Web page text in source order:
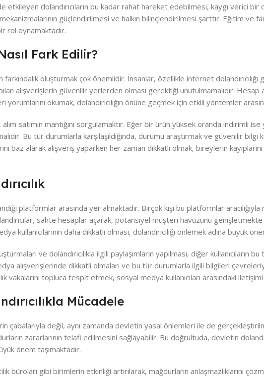
etkileyen dolandırıcıların bu kadar rahat hareket edebilmesi, kaygı verici bir
güçlendirilmesi ve halkın bilinçlendirilmesi şarttır. Eğitim ve
rol oynamaktadır.
Fark Edilir?
farkındalık oluşturmak çok önemlidir. İnsanlar, özellikle internet dolandırıcılığı
alışverişlerin güvenilir yerlerden olması gerektiği unutulmamalıdır. Hesap
okumak, dolandırıcılığın önüne geçmek için etkili yöntemler
alım satımın mantığını sorgulamaktır. Eğer bir ürün yüksek oranda indirimli
Bu tür durumlarla karşılaşıldığında, durumu araştırmak ve güvenilir bilgi
baz alarak alışveriş yaparken her zaman dikkatli olmak, bireylerin
platformlar arasında yer almaktadır. Birçok kişi bu platformlar
sahte hesaplar açarak, potansiyel müşteri havuzunu genişletmekte
daha dikkatli olması, dolandırıcılığı önlemek adına büyük
ve dolandırıcılıkla ilgili paylaşımların yapılması, diğer kullanıcıların bu
alışverişlerinde dikkatli olmaları ve bu tür durumlarla ilgili bilgileri
vakalarını topluca tespit etmek, sosyal medya kullanıcıları arasındaki
Mücadele
çabalarıyla değil, aynı zamanda devletin yasal önlemleri ile de
zararlarının telafi edilmesini sağlayabilir. Bu doğrultuda, devletin
önem taşımaktadır.
büroları gibi birimlerin etkinliği artırılarak, mağdurların anlaşmazlıklarını